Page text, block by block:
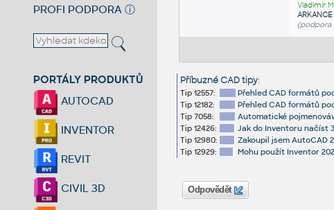
PROFI PODPORA ⓘ
PORTÁLY PRODUKTŮ
AUTOCAD
INVENTOR
REVIT
CIVIL 3D
Vladimír
ARKANCE
(podpora
Příbuzné CAD tipy:
Tip 12557:
Přehled CAD formátů
Tip 12182:
Přehled CAD formátů
Tip 7058:
Automatické
Tip 12426:
Jak do Inventoru načíst
Tip 12980:
Zakoupil jsem AutoCAD
Tip 12929:
Mohu použít Inventor
Odpovědět